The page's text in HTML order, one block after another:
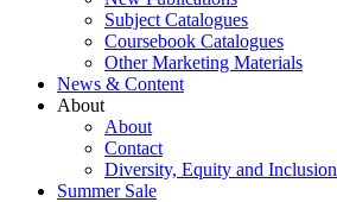
Subject Catalogues
Coursebook Catalogues
Other Marketing Materials
News & Content
About
About
Contact
Diversity, Equity and Inclusion
Summer Sale